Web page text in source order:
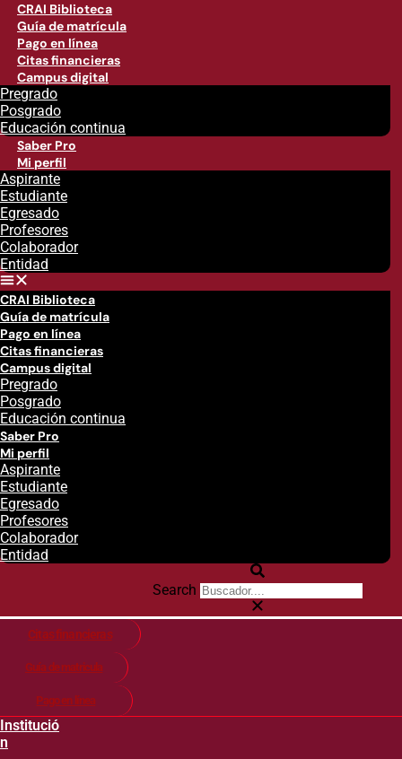
CRAI Biblioteca
Guía de matrícula
Pago en línea
Citas financieras
Campus digital
Pregrado
Posgrado
Educación continua
Saber Pro
Mi perfil
Aspirante
Estudiante
Egresado
Profesores
Colaborador
Entidad
CRAI Biblioteca
Guía de matrícula
Pago en línea
Citas financieras
Campus digital
Pregrado
Posgrado
Educación continua
Saber Pro
Mi perfil
Aspirante
Estudiante
Egresado
Profesores
Colaborador
Entidad
Search
Citas financieras
Guía de matricula
Pago en línea
Institució
n